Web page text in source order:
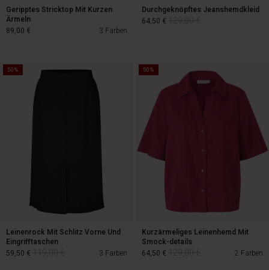
Geripptes Stricktop Mit Kurzen
Ärmeln
3 Farben
89,00 €
89,00 €
Durchgeknöpftes Jeanshemdkleid
64,50 €
64,50 €129,00 €
50%
Leinenrock Mit Schlitz Vorne Und
Eingrifftaschen
3 Farben
59,50 €
50%
Kurzärmeliges Leinenhemd Mit
Smock-details
2 Farben
64,50 €